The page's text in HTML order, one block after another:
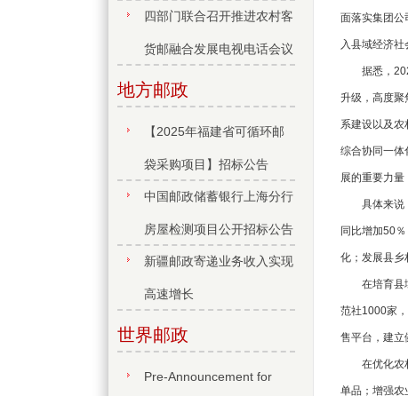
四部门联合召开推进农村客
货邮融合发展电视电话会议
地方邮政
【2025年福建省可循环邮
袋采购项目】招标公告
中国邮政储蓄银行上海分行
房屋检测项目公开招标公告
新疆邮政寄递业务收入实现
高速增长
世界邮政
Pre-Announcement for
面落实集团公
入县域经济社
据悉，2022
升级，高度聚
系建设以及农
综合协同一体
展的重要力量
具体来说，
同比增加50
化；发展县乡
在培育县域
范社1000家
售平台，建立
在优化农村
单品；增强农